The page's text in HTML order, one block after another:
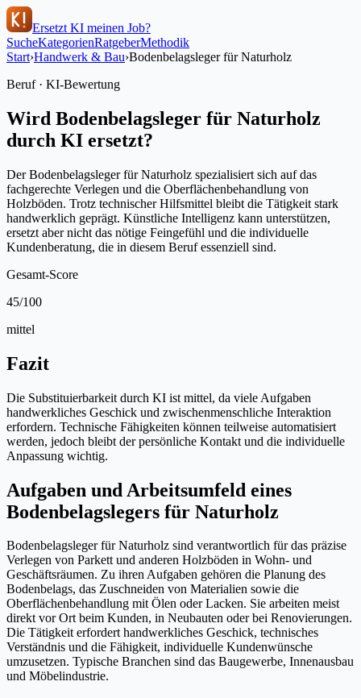
Ersetzt KI meinen Job?
SucheKategorienRatgeberMethodik
Start›Handwerk & Bau›Bodenbelagsleger für Naturholz
Beruf · KI-Bewertung
Wird Bodenbelagsleger für Naturholz
durch KI ersetzt?
Der Bodenbelagsleger für Naturholz spezialisiert sich auf das
fachgerechte Verlegen und die Oberflächenbehandlung von
Holzböden. Trotz technischer Hilfsmittel bleibt die Tätigkeit stark
handwerklich geprägt. Künstliche Intelligenz kann unterstützen,
ersetzt aber nicht das nötige Feingefühl und die individuelle
Kundenberatung, die in diesem Beruf essenziell sind.
Gesamt-Score
45/100
mittel
Fazit
Die Substituierbarkeit durch KI ist mittel, da viele Aufgaben
handwerkliches Geschick und zwischenmenschliche Interaktion
erfordern. Technische Fähigkeiten können teilweise automatisiert
werden, jedoch bleibt der persönliche Kontakt und die individuelle
Anpassung wichtig.
Aufgaben und Arbeitsumfeld eines
Bodenbelagslegers für Naturholz
Bodenbelagsleger für Naturholz sind verantwortlich für das präzise
Verlegen von Parkett und anderen Holzböden in Wohn- und
Geschäftsräumen. Zu ihren Aufgaben gehören die Planung des
Bodenbelags, das Zuschneiden von Materialien sowie die
Oberflächenbehandlung mit Ölen oder Lacken. Sie arbeiten meist
direkt vor Ort beim Kunden, in Neubauten oder bei Renovierungen.
Die Tätigkeit erfordert handwerkliches Geschick, technisches
Verständnis und die Fähigkeit, individuelle Kundenwünsche
umzusetzen. Typische Branchen sind das Baugewerbe, Innenausbau
und Möbelindustrie.